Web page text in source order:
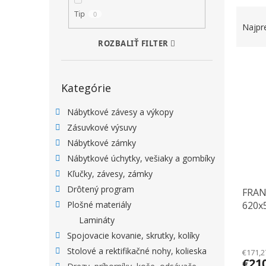
Tip 0
ROZBALIŤ FILTER
Kategórie
Nábytkové závesy a výkopy
Zásuvkové výsuvy
Nábytkové zámky
Nábytkové úchytky, vešiaky a gombíky
Kľučky, závesy, zámky
Drôtený program
Plošné materiály
Lamináty
Spojovacie kovanie, skrutky, kolíky
Stolové a rektifikačné nohy, kolieska